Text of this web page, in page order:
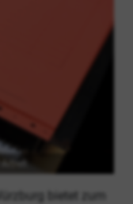
bietet zum